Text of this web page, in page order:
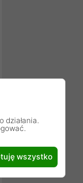
działania.
wszystko